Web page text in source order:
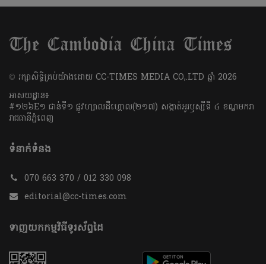
​© រក្សា​សិទ្ធិ​គ្រប់​យ៉ាង​ដោយ​ CC-TIMES MEDIA CO,.LTD ឆ្នាំ​ 2026
អាសយដ្ឋាន៖
#១២៦E១ ជាន់ទី១ ផ្លូវហ្សាលដឺហ្គោល(២១៧) សង្កាត់អូរឫស្សីទី ៤ ខណ្ឌមករា
រាជធានីភ្នំពេញ
ទំនាក់ទំនង
070 663 370 / 012 330 098
editorial@cc-times.com
ទាញយកកម្មវិធីទូរស័ព្ទដៃ